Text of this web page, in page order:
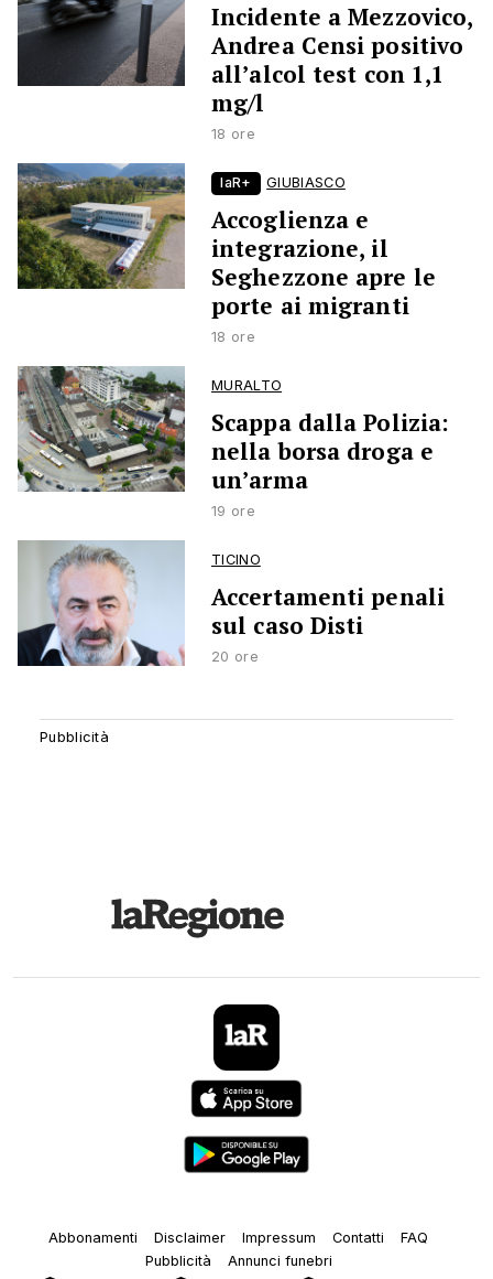
Incidente a Mezzovico,
Andrea Censi positivo
all’alcol test con 1,1
mg/l
18 ore
laR+ GIUBIASCO
Accoglienza e
integrazione, il
Seghezzone apre le
porte ai migranti
18 ore
MURALTO
Scappa dalla Polizia:
nella borsa droga e
un’arma
19 ore
TICINO
Accertamenti penali
sul caso Disti
20 ore
Abbonamenti Disclaimer Impressum Contatti
FAQ
Pubblicità
Annunci funebri